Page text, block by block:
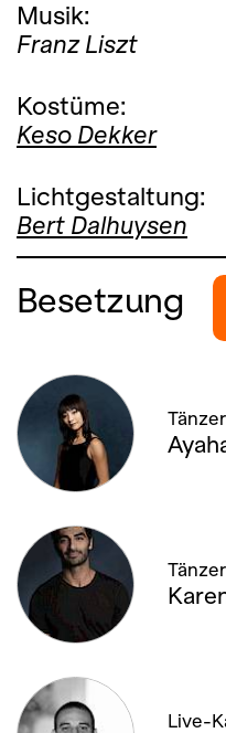
Musik:
Franz Liszt
Kostüme:
Keso Dekker
Lichtgestaltung:
Bert Dalhuysen
Besetzung
Tänzer
Live-